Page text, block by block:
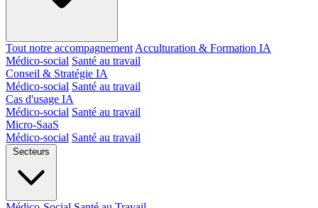
Tout notre accompagnement Acculturation & Formation IA
Médico-social Santé au travail
Conseil & Stratégie IA
Médico-social Santé au travail
Cas d'usage IA
Médico-social Santé au travail
Micro-SaaS
Médico-social Santé au travail
Secteurs